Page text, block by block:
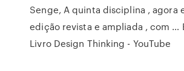
Senge, A quinta disciplina , agora
edição revista e ampliada , com …
Livro Design Thinking - YouTube